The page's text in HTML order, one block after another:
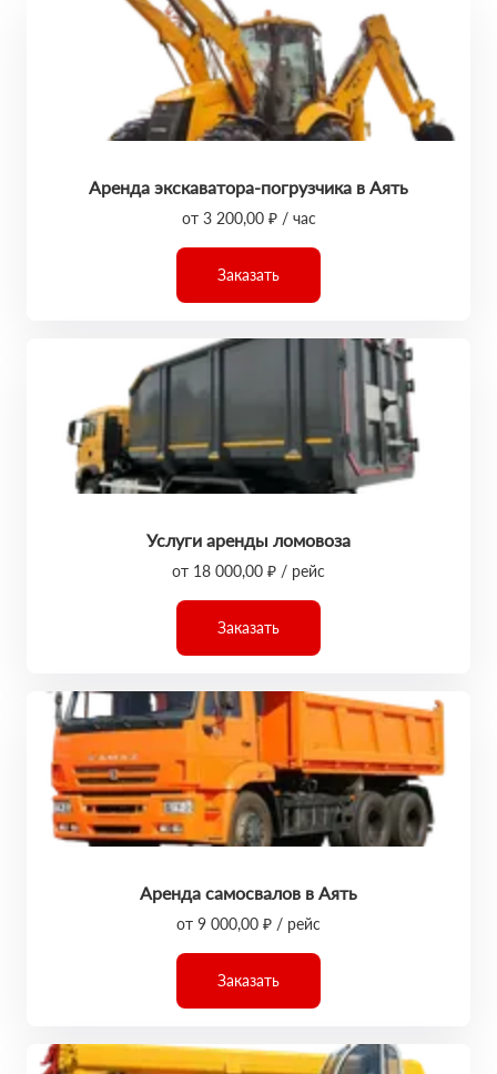
Аренда экскаватора-погрузчика в Аять
от 3 200,00 ₽ / час
Заказать
Услуги аренды ломовоза
от 18 000,00 ₽ / рейс
Заказать
Аренда самосвалов в Аять
от 9 000,00 ₽ / рейс
Заказать